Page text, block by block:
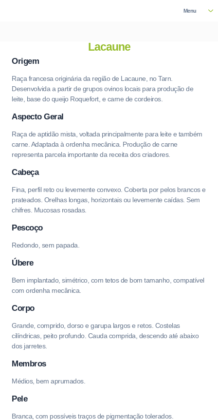
Menu
Lacaune
Origem
Raça francesa originária da região de Lacaune, no Tarn.
Desenvolvida a partir de grupos ovinos locais para produção de
leite, base do queijo Roquefort, e carne de cordeiros.
Aspecto Geral
Raça de aptidão mista, voltada principalmente para leite e também
carne. Adaptada à ordenha mecânica. Produção de carne
representa parcela importante da receita dos criadores.
Cabeça
Fina, perfil reto ou levemente convexo. Coberta por pelos brancos e
prateados. Orelhas longas, horizontais ou levemente caídas. Sem
chifres. Mucosas rosadas.
Pescoço
Redondo, sem papada.
Úbere
Bem implantado, simétrico, com tetos de bom tamanho, compatível
com ordenha mecânica.
Corpo
Grande, comprido, dorso e garupa largos e retos. Costelas
cilíndricas, peito profundo. Cauda comprida, descendo até abaixo
dos jarretes.
Membros
Médios, bem aprumados.
Pele
Branca, com possíveis traços de pigmentação tolerados.